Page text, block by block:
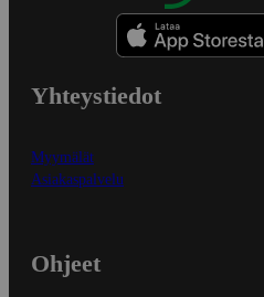
Yhteystiedot
Myymälät
Asiakaspalvelu
Ohjeet